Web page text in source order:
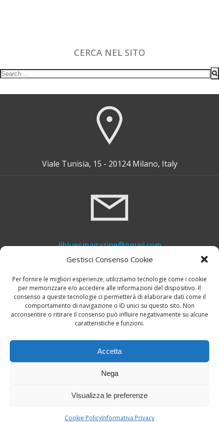
Gestisci Consenso Cookie
Per fornire le migliori esperienze, utilizziamo tecnologie come i cookie
per memorizzare e/o accedere alle informazioni del dispositivo. Il
consenso a queste tecnologie ci permetterà di elaborare dati come il
comportamento di navigazione o ID unici su questo sito. Non
acconsentire o ritirare il consenso può influire negativamente su alcune
caratteristiche e funzioni.
Accetta
Nega
Visualizza le preferenze
Cookie PolicyInformativa Privacy
CERCA NEL SITO
Search
Viale Tunisia, 15 - 20124 Milano, Italy
ilbluesmagazine@gmail.com
+39 339 748 6635
© 2026 Il Blues Magazine. Powered by